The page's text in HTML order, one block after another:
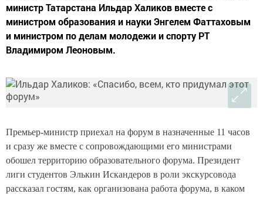
министр Татарстана Ильдар Халиков вместе с
министром образования и науки Энгелем Фаттаховым
и министром по делам молодежи и спорту РТ
Владимиром Леоновым.
Премьер-министр приехал на форум в назначенные 11 часов
и сразу же вместе с сопровождающими его министрами
обошел территорию образовательного форума. Президент
лиги студентов Элькин Искандеров в роли экскурсовода
рассказал гостям, как организована работа форума, в каком